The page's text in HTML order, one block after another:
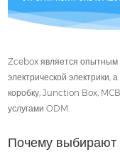
Zcebox является опытным
электрической электрики,
коробку, Junction Box,
услугами ODM.
Почему выбирают